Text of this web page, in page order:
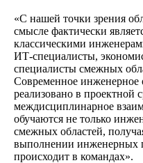
«С нашей точки зрения
смысле фактически
классическими
ИТ-специалисты,
специалисты смежных
Современное инженерное
реализовано в проектной
междисциплинарное
обучаются не только
смежных областей,
выполнении инженерных
происходит в командах».